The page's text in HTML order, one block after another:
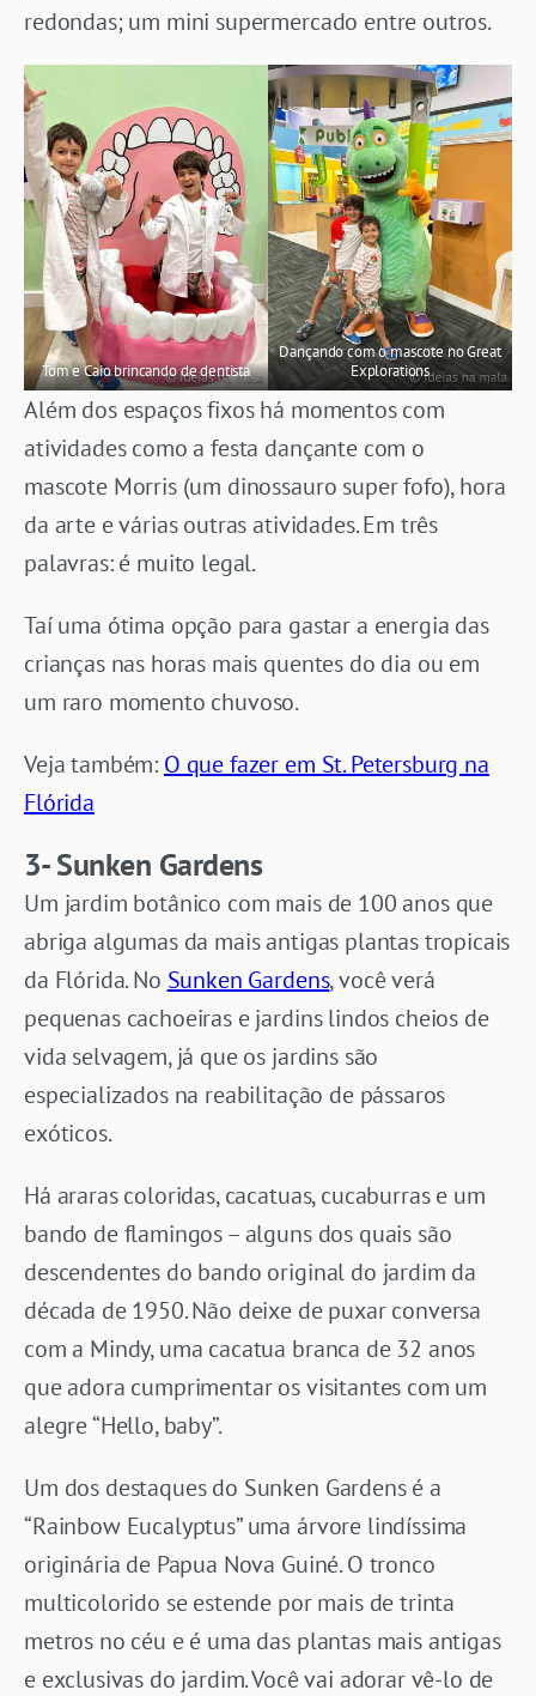
redondas; um mini supermercado entre outros.
Tom e Caio brincando de dentista
Dançando com o mascote no Great
Explorations
Além dos espaços fixos há momentos com
atividades como a festa dançante com o
mascote Morris (um dinossauro super fofo), hora
da arte e várias outras atividades. Em três
palavras: é muito legal.
Taí uma ótima opção para gastar a energia das
crianças nas horas mais quentes do dia ou em
um raro momento chuvoso.
Veja também: O que fazer em St. Petersburg na
Flórida
3- Sunken Gardens
Um jardim botânico com mais de 100 anos que
abriga algumas da mais antigas plantas tropicais
da Flórida. No Sunken Gardens, você verá
pequenas cachoeiras e jardins lindos cheios de
vida selvagem, já que os jardins são
especializados na reabilitação de pássaros
exóticos.
Há araras coloridas, cacatuas, cucaburras e um
bando de flamingos – alguns dos quais são
descendentes do bando original do jardim da
década de 1950. Não deixe de puxar conversa
com a Mindy, uma cacatua branca de 32 anos
que adora cumprimentar os visitantes com um
alegre “Hello, baby”.
Um dos destaques do Sunken Gardens é a
“Rainbow Eucalyptus” uma árvore lindíssima
originária de Papua Nova Guiné. O tronco
multicolorido se estende por mais de trinta
metros no céu e é uma das plantas mais antigas
e exclusivas do jardim. Você vai adorar vê-lo de